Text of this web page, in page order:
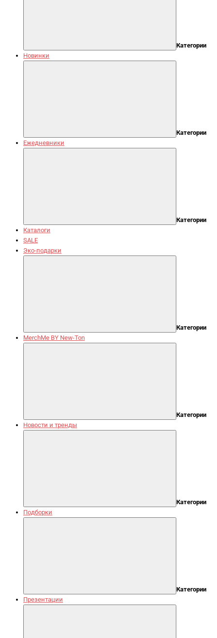
Категории
Новинки
Категории
Ежедневники
Категории
Каталоги
SALE
Эко-подарки
Категории
MerchMe BY New-Ton
Категории
Новости и тренды
Категории
Подборки
Категории
Презентации